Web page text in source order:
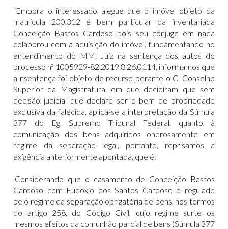
“Embora o interessado alegue que o imóvel objeto da
matricula 200.312 é bem particular da inventariada
Conceição Bastos Cardoso pois seu cônjuge em nada
colaborou com a aquisição do imóvel, fundamentando no
entendimento do MM. Juiz na sentença dos autos do
processo nº 1005929-82.2019.8.26.0114, informamos que
a r.sentença foi objeto de recurso perante o C. Conselho
Superior da Magistratura, em que decidiram que sem
decisão judicial que declare ser o bem de propriedade
exclusiva da falecida, aplica-se a interpretação da Súmula
377 do Eg. Supremo Tribunal Federal, quanto à
comunicação dos bens adquiridos onerosamente em
regime da separação legal, portanto, reprisamos a
exigência anteriormente apontada, que é:
'Considerando que o casamento de Conceição Bastos
Cardoso com Eudoxio dos Santos Cardoso é regulado
pelo regime da separação obrigatória de bens, nos termos
do artigo 258, do Código Civil, cujo regime surte os
mesmos efeitos da comunhão parcial de bens (Súmula 377